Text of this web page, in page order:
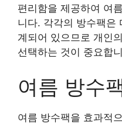
편리함을 제공하여 여
니다. 각각의 방수팩은
계되어 있으므로 개인
선택하는 것이 중요합
여름 방수
여름 방수팩을 효과적